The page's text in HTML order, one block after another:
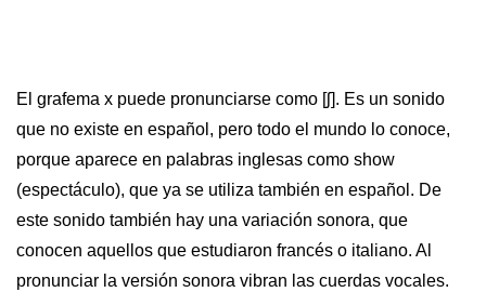
El grafema x puede pronunciarse como [ʃ]. Es un sonido
que no existe en español, pero todo el mundo lo conoce,
porque aparece en palabras inglesas como show
(espectáculo), que ya se utiliza también en español. De
este sonido también hay una variación sonora, que
conocen aquellos que estudiaron francés o italiano. Al
pronunciar la versión sonora vibran las cuerdas vocales.